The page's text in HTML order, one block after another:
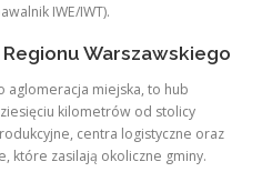
IWE/IWT).
Warszawskiego
aglomeracja miejska, to hub
kilometrów od stolicy
centra logistyczne oraz
które zasilają okoliczne gminy.